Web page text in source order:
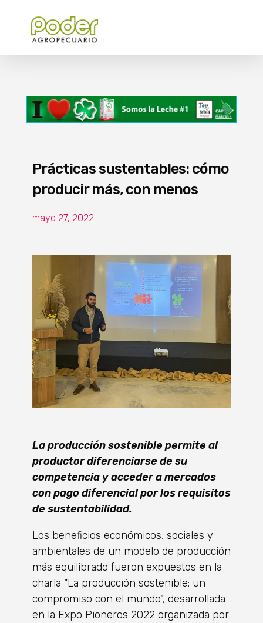
Prácticas sustentables: cómo
producir más, con menos
mayo 27, 2022
La producción sostenible permite al
productor diferenciarse de su
competencia y acceder a mercados
con pago diferencial por los requisitos
de sustentabilidad.
Los beneficios económicos, sociales y
ambientales de un modelo de producción
más equilibrado fueron expuestos en la
charla “La producción sostenible: un
compromiso con el mundo”, desarrollada
en la Expo Pioneros 2022 organizada por